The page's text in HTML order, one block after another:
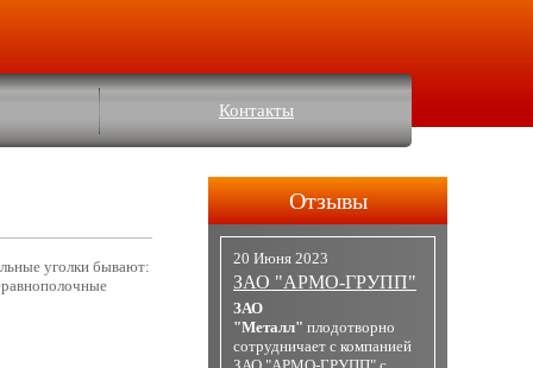
Контакты
уголки бывают:
Отзывы
20 Июня 2023
ЗАО "АРМО-ГРУПП"
ЗАО
"Металл" плодотворно
сотрудничает с компанией